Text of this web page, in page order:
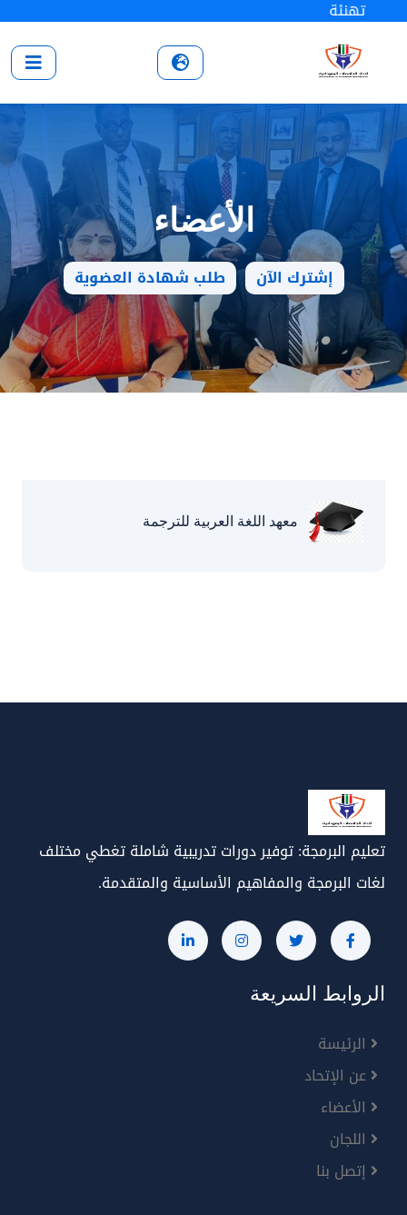
تهنئة
الأعضاء
طلب شهادة العضوية إشترك الآن
معهد اللغة العربية للترجمة
تعليم البرمجة: توفير دورات تدريبية شاملة تغطي مختلف
لغات البرمجة والمفاهيم الأساسية والمتقدمة.
الروابط السريعة
الرئيسة
عن الإتحاد
الأعضاء
اللجان
إتصل بنا